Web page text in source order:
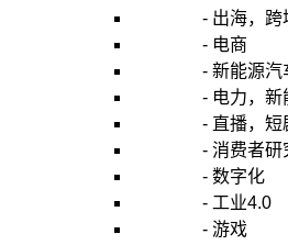
- 出海，跨境
- 电商
- 新能源汽车
- 电力，新能
- 直播，短剧
- 消费者研
- 数字化
- 工业4.0
- 游戏